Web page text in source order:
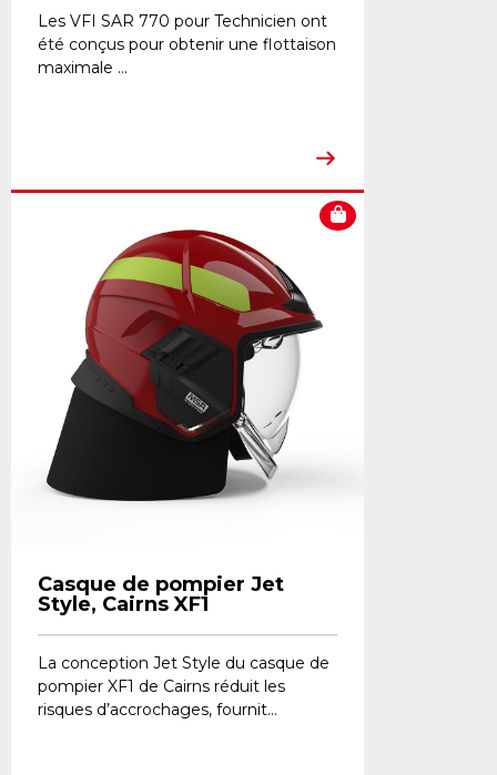
Les VFI SAR 770 pour Technicien ont
été conçus pour obtenir une flottaison
maximale ...
Casque de pompier Jet
Style, Cairns XF1
La conception Jet Style du casque de
pompier XF1 de Cairns réduit les
risques d’accrochages, fournit...